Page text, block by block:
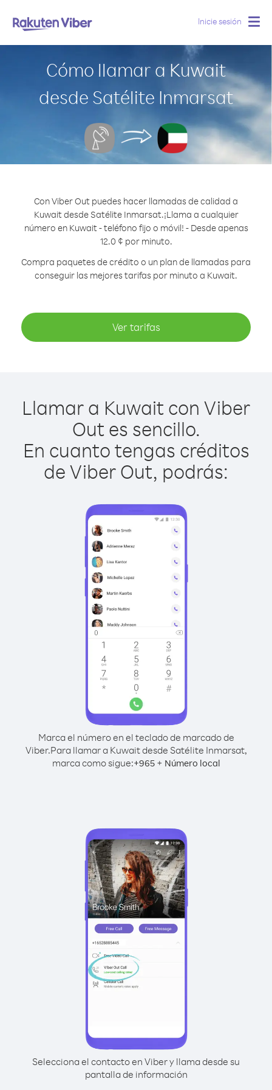
Inicie sesión
Cómo llamar a Kuwait
desde Satélite Inmarsat
Con Viber Out puedes hacer llamadas de calidad a
Kuwait desde Satélite Inmarsat.¡Llama a cualquier
número en Kuwait - teléfono fijo o móvil! - Desde apenas
12.0 ¢ por minuto.
Compra paquetes de crédito o un plan de llamadas para
conseguir las mejores tarifas por minuto a Kuwait.
Ver tarifas
Llamar a Kuwait con Viber
Out es sencillo.
En cuanto tengas créditos
de Viber Out, podrás:
Marca el número en el teclado de marcado de
Viber.Para llamar a Kuwait desde Satélite Inmarsat,
marca como sigue:+965+ Número local
Selecciona el contacto en Viber y llama desde su
pantalla de información